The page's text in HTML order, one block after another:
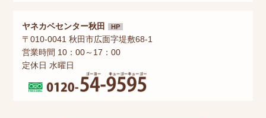
ヤネカベセンター秋田 HP
〒010-0041 秋田市広面字堤敷68-1
営業時間 10：00～17：00
定休日 水曜日